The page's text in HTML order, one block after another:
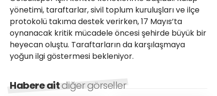
yönetimi, taraftarlar, sivil toplum kuruluşları ve ilçe
protokolü takıma destek verirken, 17 Mayıs’ta
oynanacak kritik mücadele öncesi şehirde büyük bir
heyecan oluştu. Taraftarların da karşılaşmaya
yoğun ilgi göstermesi bekleniyor.
Habere aitdiğer görseller